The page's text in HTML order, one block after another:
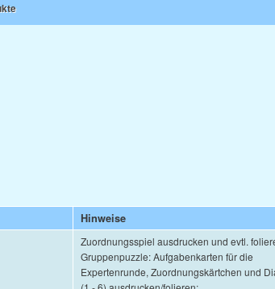
Hinweise
Zuordnungsspiel ausdrucken und evtl.
Gruppenpuzzle: Aufgabenkarten für die
Expertenrunde, Zuordnungskärtchen und